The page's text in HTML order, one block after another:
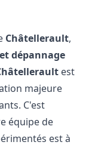
Châtellerault,
dépannage
est
majeure
C'est
équipe de
est à